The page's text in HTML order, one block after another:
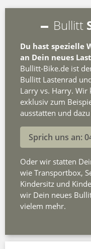
Bullitt
Du hast spezielle
an Dein neues
Bullitt-Bike.de ist
Bullitt Lastenrad
Larry vs. Harry. Wir
exklusiv zum
ausstatten und
Sprich uns an:
Oder wir statten
wie Transportbox,
Kindersitz und
wir Dein neues
vielem mehr.